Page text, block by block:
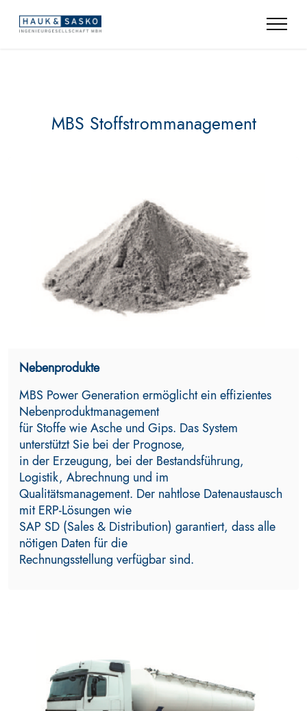
MBS Stoffstrommanagement
Nebenprodukte
MBS Power Generation ermöglicht ein effizientes
Nebenproduktmanagement
für Stoffe wie Asche und Gips. Das System
unterstützt Sie bei der Prognose,
in der Erzeugung, bei der Bestandsführung,
Logistik, Abrechnung und im
Qualitätsmanagement. Der nahtlose Datenaustausch
mit ERP-Lösungen wie
SAP SD (Sales & Distribution) garantiert, dass alle
nötigen Daten für die
Rechnungsstellung verfügbar sind.